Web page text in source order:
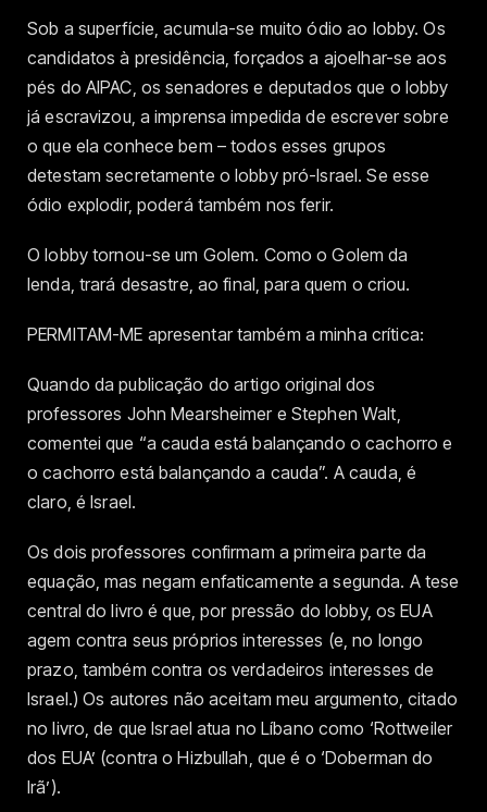
Sob a superfície, acumula-se muito ódio ao lobby. Os
candidatos à presidência, forçados a ajoelhar-se aos
pés do AIPAC, os senadores e deputados que o lobby
já escravizou, a imprensa impedida de escrever sobre
o que ela conhece bem – todos esses grupos
detestam secretamente o lobby pró-Israel. Se esse
ódio explodir, poderá também nos ferir.
O lobby tornou-se um Golem. Como o Golem da
lenda, trará desastre, ao final, para quem o criou.
PERMITAM-ME apresentar também a minha crítica:
Quando da publicação do artigo original dos
professores John Mearsheimer e Stephen Walt,
comentei que “a cauda está balançando o cachorro e
o cachorro está balançando a cauda”. A cauda, é
claro, é Israel.
Os dois professores confirmam a primeira parte da
equação, mas negam enfaticamente a segunda. A tese
central do livro é que, por pressão do lobby, os EUA
agem contra seus próprios interesses (e, no longo
prazo, também contra os verdadeiros interesses de
Israel.) Os autores não aceitam meu argumento, citado
no livro, de que Israel atua no Líbano como ‘Rottweiler
dos EUA’ (contra o Hizbullah, que é o ‘Doberman do
Irã’).